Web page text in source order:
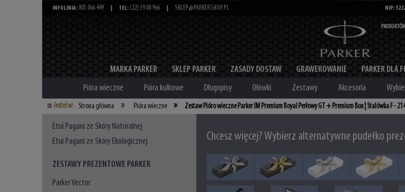
MARKA PARKER SKLEP PARKER ZASADY DOSTAW GRAWEROWANIE PARKER DLA
INFOLINIA: 801 066 449 TEL: (22) 39 00 966 SKLEP@PARKERSHOP.PL NIP:
Pióra wieczne Pióra kulkowe Długopisy Ołówki Zestawy Akcesoria
Jesteś w: Strona główna » Pióra wieczne » Zestaw Pióro wieczne Parker IM Premium Royal Perłowy GT + Premium Box | Stalówka F -
Etui Pagani ze Skóry Naturalnej
Etui Pagani ze Skóry Ekologicznej
ZESTAWY PREZENTOWE PARKER
Parker Vector
Chcesz więcej? Wybierz alternatywne pudełko